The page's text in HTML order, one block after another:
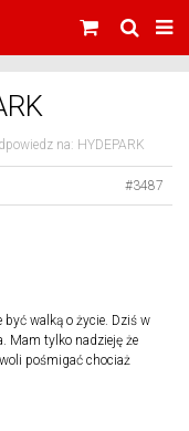
na: HYDEPARK
#3487
walką o życie. Dziś w
Mam tylko nadzieję że
pośmigać chociaż